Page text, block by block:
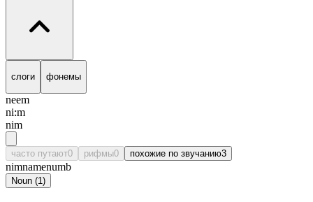
слоги фонемы
neem
ni:m
nim
часто путают0 рифмы0 похожие по звучанию3
nimnamenumb
Noun (1)